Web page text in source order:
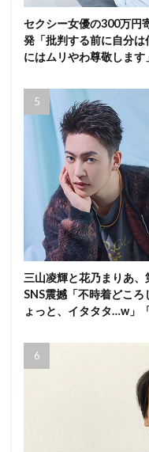
セクシー女優の300万円
発「批判する前に自分
にはムリやわ尊敬します
三山凌輝と花乃まりあ
SNS震撼「不時着どこ
ょっと、イタタタ…w」